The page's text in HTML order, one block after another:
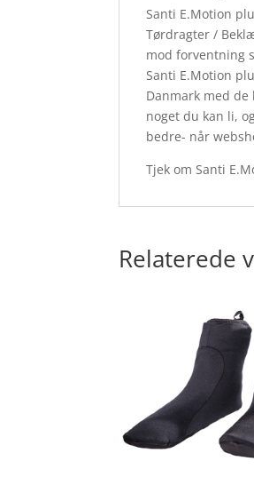
Santi E.Motion
Tørdragter /
mod forventning
Santi E.Motion
Danmark med
noget du kan li,
bedre- når
Tjek om Santi
Relaterede